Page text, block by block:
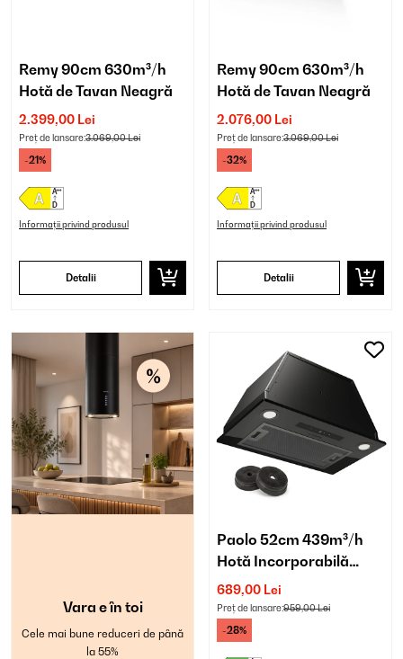
Remy 90cm 630m³/h
Hotă de Tavan Neagră
2.399,00 Lei
Preț de lansare:3.069,00 Lei
-21%
Informații privind produsul
Detalii
Remy 90cm 630m³/h
Hotă de Tavan Neagră
2.076,00 Lei
Preț de lansare:3.069,00 Lei
-32%
Informații privind produsul
Detalii
Vara e în toi
Cele mai bune reduceri de până
la 55%
Paolo 52cm 439m³/h
Hotă Incorporabilă
Negru
689,00 Lei
Preț de lansare:959,00 Lei
-28%